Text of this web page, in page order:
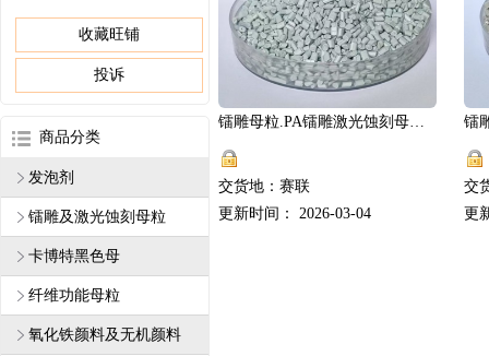
收藏旺铺
投诉
商品分类
发泡剂
镭雕及激光蚀刻母粒
卡博特黑色母
纤维功能母粒
氧化铁颜料及无机颜料
镭雕母粒.PA镭雕激光蚀刻母粒、PBT彩雕黑镭雕母粒.赛联
交货地：赛联
更新时间： 2026-03-04
交
更